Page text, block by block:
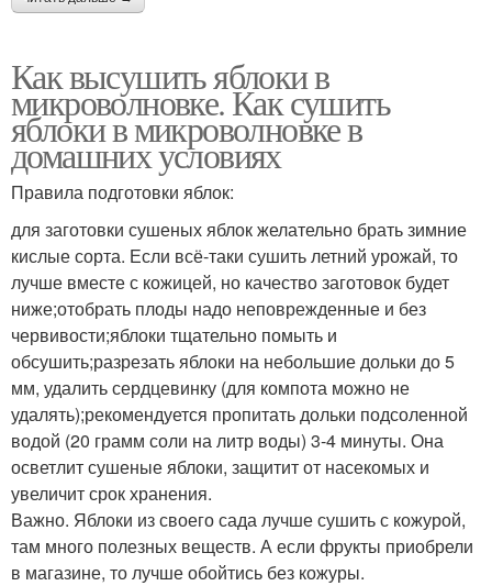
Как высушить яблоки в
микроволновке. Как сушить
яблоки в микроволновке в
домашних условиях
Правила подготовки яблок:
для заготовки сушеных яблок желательно брать зимние
кислые сорта. Если всё-таки сушить летний урожай, то
лучше вместе с кожицей, но качество заготовок будет
ниже;отобрать плоды надо неповрежденные и без
червивости;яблоки тщательно помыть и
обсушить;разрезать яблоки на небольшие дольки до 5
мм, удалить сердцевинку (для компота можно не
удалять);рекомендуется пропитать дольки подсоленной
водой (20 грамм соли на литр воды) 3-4 минуты. Она
осветлит сушеные яблоки, защитит от насекомых и
увеличит срок хранения.
Важно. Яблоки из своего сада лучше сушить с кожурой,
там много полезных веществ. А если фрукты приобрели
в магазине, то лучше обойтись без кожуры.